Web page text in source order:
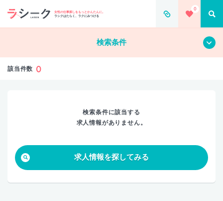
女性の仕事探しをもっとかんたんに。
ラシクはたらく、ラクにみつける
0
すべて
検索条件
該当件数 0
検索条件に該当する
求人情報がありません。
求人情報を探してみる